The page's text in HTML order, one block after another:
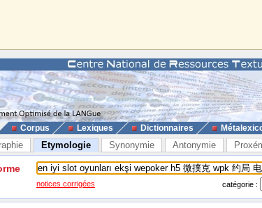
Corpus Lexiques Dictionnaires
Etymologie Synonymie Antonymie
notices corrigées catégorie :